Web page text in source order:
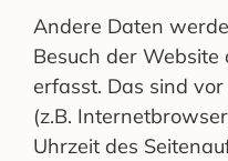
Andere Daten
Besuch der Website
erfasst. Das sind
(z.B.
Uhrzeit des